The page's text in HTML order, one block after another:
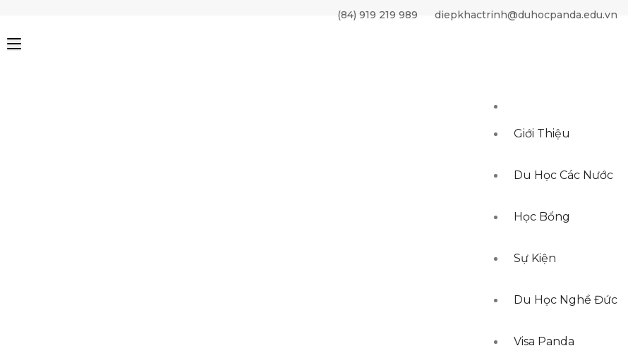
(84) 919 219 989 diepkhactrinh@duhocpanda.edu.vn
Giới Thiệu
Du Học Các Nước
Học Bổng
Sự Kiện
Du Học Nghề Đức
Visa Panda